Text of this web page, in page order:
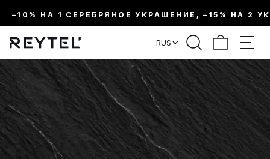
–10% НА 1 СЕРЕБРЯНОЕ УКРАШЕНИЕ, –15% НА 2
RUS